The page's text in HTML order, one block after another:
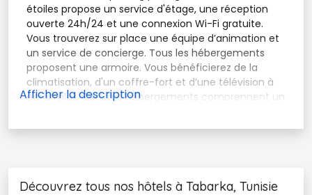
étoiles propose un service d'étage, une réception
ouverte 24h/24 et une connexion Wi-Fi gratuite.
Vous trouverez sur place une équipe d’animation et
un service de concierge. Tous les hébergements
proposent une armoire. Vous bénéficierez de la
climatisation, d'un coffre-fort et d’une télévision à
écran plat. Certains hébergements comprennent un
Découvrez tous nos hôtels à Tabarka, Tunisie